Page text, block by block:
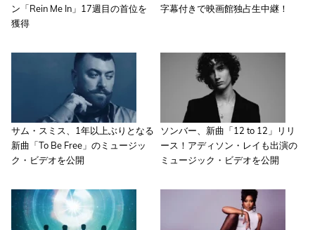
ン「Rein Me In」17週目の首位を
獲得
字幕付きで映画館独占生中継！
サム・スミス、1年以上ぶりとなる
新曲「To Be Free」のミュージッ
ク・ビデオを公開
ソンバー、新曲「12 to 12」リリ
ース！アディソン・レイも出演の
ミュージック・ビデオを公開